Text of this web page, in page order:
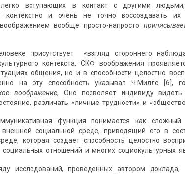
вступающих в контакт с другими
контекстно и очень не точно воссоздавать
вообще просто-напросто
присутствует «взгляд стороннего
контекста. СКФ воображения
общения, но и в способности целостно
на эту способность указывал Ч.Миллс
воображение, Оно позволяет индивиду
различать «личные трудности» и
функция понимается как
социальной среде, приводящий его в
которая создает способность целостно
отношений и многих социокультурных
исследований, проведенных автором